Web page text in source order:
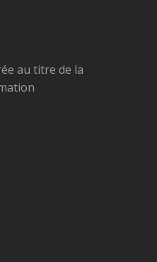
au titre de la